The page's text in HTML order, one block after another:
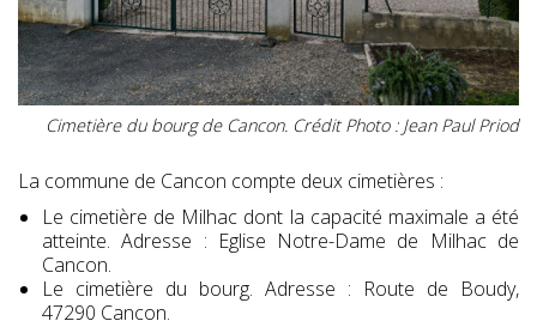
Cimetière du bourg de Cancon. Crédit Photo : Jean Paul Priod
La commune de Cancon compte deux cimetières :
Le cimetière de Milhac dont la capacité maximale a été
atteinte. Adresse : Eglise Notre-Dame de Milhac de
Cancon.
Le cimetière du bourg. Adresse : Route de Boudy,
47290 Cancon.